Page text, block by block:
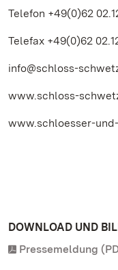
Telefon +49(0)62
Telefax +49(0)62
info@schloss-
www.schloss-
www.schloesser-
DOWNLOAD UND
Pressemeldung